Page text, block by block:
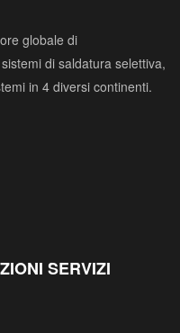
globale di
di saldatura selettiva,
in 4 diversi continenti.
SERVIZI